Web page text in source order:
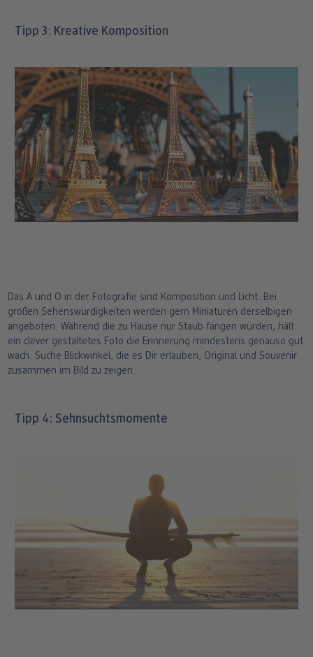
Tipp 3: Kreative Komposition
Das A und O in der Fotografie sind Komposition und Licht. Bei
großen Sehenswürdigkeiten werden gern Miniaturen derselbigen
angeboten. Während die zu Hause nur Staub fangen würden, hält
ein clever gestaltetes Foto die Erinnerung mindestens genauso gut
wach. Suche Blickwinkel, die es Dir erlauben, Original und Souvenir
zusammen im Bild zu zeigen.
Tipp 4: Sehnsuchtsmomente